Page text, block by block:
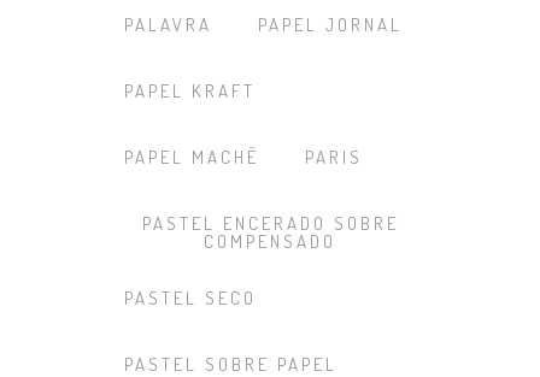
PALAVRA PAPEL JORNAL
PAPEL KRAFT
PAPEL MACHÊ PARIS
PASTEL ENCERADO SOBRE
COMPENSADO
PASTEL SECO
PASTEL SOBRE PAPEL